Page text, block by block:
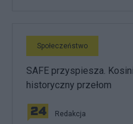
Społeczeństwo
SAFE przyspiesza.
historyczny przełom
Redakcja